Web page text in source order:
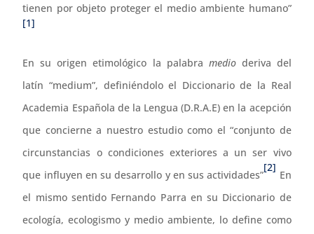
tienen por objeto proteger el medio ambiente humano”
[1]
En su origen etimológico la palabra medioderiva del
latín “medium”, definiéndolo el Diccionario de la Real
Academia Española de la Lengua (D.R.A.E) en la acepción
que concierne a nuestro estudio como el “conjunto de
circunstancias o condiciones exteriores a un ser vivo
que influyen en su desarrollo y en sus actividades”
[2]
En
el mismo sentido Fernando Parra en su Diccionario de
ecología, ecologismo y medio ambiente, lo define como